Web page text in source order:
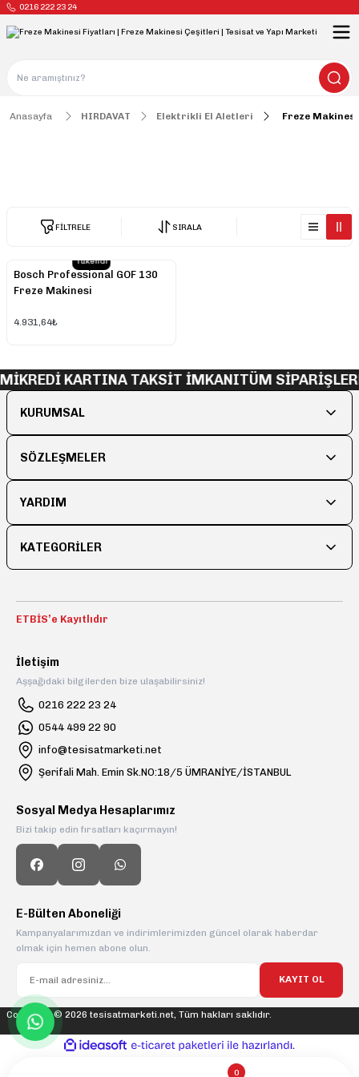
0216 222 23 24
Anasayfa HIRDAVAT Elektrikli El Aletleri Freze Makinesi
FİLTRELE SIRALA
Tükendi
Bosch Professional GOF 130
Freze Makinesi
4.931,64₺
KREDİ KARTINA TAKSİT İMKANITÜM
KURUMSAL
SÖZLEŞMELER
YARDIM
KATEGORİLER
ETBİS’e Kayıtlıdır
İletişim
Aşşağıdaki bilgilerden bize ulaşabilirsiniz!
0216 222 23 24
0544 499 22 90
info@tesisatmarketi.net
Şerifali Mah. Emin Sk.NO:18/5 ÜMRANİYE/İSTANBUL
Sosyal Medya Hesaplarımız
Bizi takip edin fırsatları kaçırmayın!
E-Bülten Aboneliği
Kampanyalarımızdan ve indirimlerimizden güncel olarak haberdar
olmak için hemen abone olun.
KAYIT OL
Copyright © 2026 tesisatmarketi.net, Tüm hakları saklıdır.
0
ideasoft
e-
paketleri